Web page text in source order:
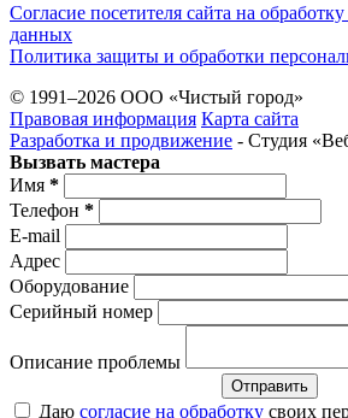
Согласие посетителя сайта на
данных
Политика защиты и обработки
© 1991–2026 ООО «Чистый город»
Правовая информация Карта сайта
Разработка и продвижение - Студия
Вызвать мастера
Имя *
Телефон *
E-mail
Адрес
Оборудование
Серийный номер
Описание проблемы
Отправить
Даю согласие на обработку своих